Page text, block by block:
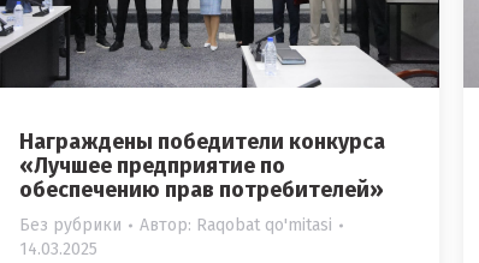
Награждены победители конкурса
«Лучшее предприятие по
обеспечению прав потребителей»
Без рубрики Автор: Raqobat qo'mitasi
14.03.2025